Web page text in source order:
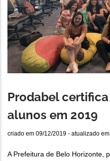
Prodabel
alunos em 2019
criado em 09/12/2019 - atualizado em
A Prefeitura de Belo Horizonte,